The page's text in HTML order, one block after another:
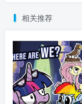
相关推荐